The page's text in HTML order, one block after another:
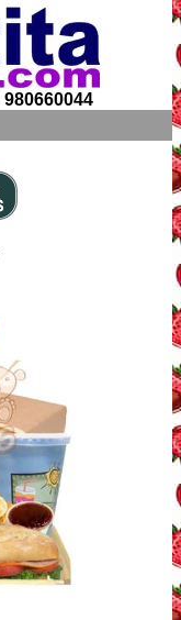
980660044